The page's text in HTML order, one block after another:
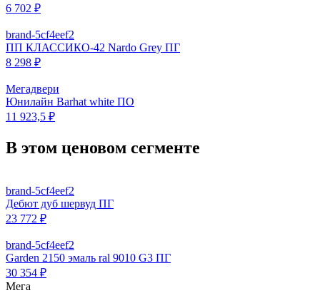
6 702 ₽
brand-5cf4eef2
ПП КЛАССИКО-42 Nardo Grey ПГ
8 298 ₽
Мегадвери
Юнилайн Barhat white ПО
11 923,5 ₽
В этом ценовом сегменте
brand-5cf4eef2
Дебют дуб шервуд ПГ
23 772 ₽
brand-5cf4eef2
Garden 2150 эмаль ral 9010 G3 ПГ
30 354 ₽
Мега